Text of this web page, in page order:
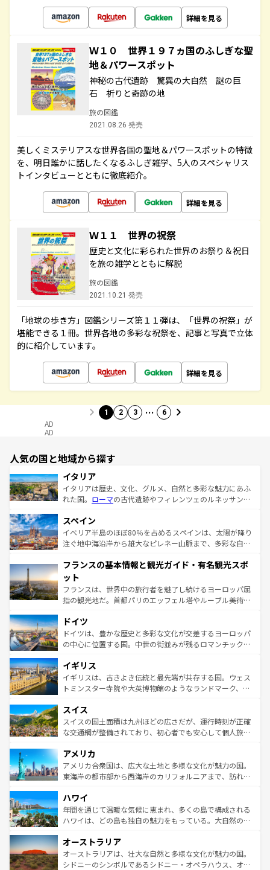
詳細を見る
Ｗ１０ 世界１９７ヵ国のふしぎな聖
地＆パワースポット
神秘の古代遺跡 驚異の大自然 謎の巨
石 祈りと奇跡の地
旅の図鑑
2021.08.26 発売
美しくミステリアスな世界各国の聖地＆パワースポットの特徴
を、明日誰かに話したくなるふしぎ雑学、5人のスペシャリス
トインタビューとともに徹底紹介。
詳細を見る
Ｗ１１ 世界の祝祭
歴史と文化に彩られた世界のお祭り＆祝日
を旅の雑学とともに解説
旅の図鑑
2021.10.21 発売
「地球の歩き方」図鑑シリーズ第１１弾は、「世界の祝祭」が
堪能できる１冊。世界各地の多彩な祝祭を、記事と写真で立体
的に紹介しています。
詳細を見る
1 2 3 … 6
AD
AD
人気の国と地域から探す
イタリア
イタリアは歴史、文化、グルメ、自然と多彩な魅力にあふ
れた国。 ローマの古代遺跡やフィレンツェのルネッサンス
ろん、トスカーナの美しい田園風景やアマルフィ海岸の絶
景など、自然景観も見逃せない。観光の合間には、本場の
ピザやパスタなど、絶品のイタリア料理を堪能することも
ませてくれるイタリアで、忘れられない旅をしてみよう！
なお、新着のイタリア情報は
しい。
スペイン
イベリア半島のほぼ80％を占めるスペインは、太陽が降り
注ぐ地中海沿岸から雄大なピレネー山脈まで、多彩な自然
文化が根付くこの国では、情熱的なフラメンコ、熱気あふ
れる闘牛、そして美味しいタパスが生活の一部となってい
る。首都マドリードの洗練された雰囲気や、バルセロナの
アートに溢れた街角から、地方では古代ローマ遺跡や中世
せる。地方によって風土や気候が異なるスペインはその個
性で訪れる人を魅了する。 なお、新着のスペイン情報は コ
ンテンツ一覧を参照してほしい。
フランスの基本情報と観光ガイド・有名観光スポ
ット
フランスは、世界中の旅行者を魅了し続けるヨーロッパ屈
指の観光地だ。首都パリのエッフェル塔やルーブル美術館
で、幅広い魅力が詰まっている。華麗な宮殿、歴史的な大
聖堂、美しいビーチ、そして豊かな自然が、訪れる者を心
から魅了する。また、フランスは美食の国としても知ら
いる。シャンパンの発祥地であるランス、プロヴァンスの
香り高いラベンダー畑など、多彩な楽しみ方が可能だ。さ
らに、パリ以外の地域にも魅力が溢れており、どの街角に
れる地方に足を運ぶとそれぞれで全く異なる文化を体験で
きるだろう。 なお、新着のフランス情報はコンテンツ一覧
を参照してほしい。
ドイツ
ドイツは、豊かな歴史と多彩な文化が交差するヨーロッパ
の中心に位置する国。中世の街並みが残るロマンチック街
顔を持つこの国は、どこを歩いても飽きることがない。ベ
ルリンの文化的活気、バイエルン州のアルプスの絶景、そ
してライン川沿いのワイン畑といった風景は必見。ビール
は、お酒好きな人にはぜひ体験してほしい。 なお、新着の
ドイツ情報はコンテンツ一覧を参照してほしい。
イギリス
イギリスは、古きよき伝統と最先端が共存する国。ウェス
トミンスター寺院や大英博物館のようなランドマーク、歴
リアごとに異なる魅力がある。また、優雅なアフタヌーン
ティー、ビール好きにはたまらない英国パブ、サッカー観
戦など、本場だからこそできる体験も豊富。イギリスを旅
ンツ一覧を参照してほしい。
スイス
スイスの国土面積は九州ほどの広さだが、運行時刻が正確
な交通網が整備されており、初心者でも安心して個人旅行
の建物がそのまま残る町や、スイスならではのユニークな
博物館もあり、アルプス観光だけでなく町歩きも満喫する
ことができる。国民の所得が高いため物価も高いが、旅行
ば市内交通費無料で観光を楽しむこともできる。 なお、新
着のスイス情報はコンテンツ一覧 を参照してほしい。
アメリカ
アメリカ合衆国は、広大な土地と多様な文化が魅力の国。
東海岸の都市部から西海岸のカリフォルニアまで、訪れる
のような巨大都市は、観光、ショッピング、エンターテイ
ンメントが詰まった刺激的なスポットだ。一方、アメリカ
西部には大自然が広がり、グランドキャニオンやイエロー
部のニューオーリンズでは、音楽と美食が融合した独特の
文化が魅力。旅行者はアメリカの各地域で異なる魅力を楽
しみながら、その多様性と豊かな歴史を感じることができ
ハワイ
年間を通じて温暖な気候に恵まれ、多くの島で構成される
ハワイは、どの島も独自の魅力をもっている。大自然の神
ワイ島は見逃せない。また、定番の観光地といえばオアフ
島だが、静かな自然を求めるならマウイ島やカウアイ島が
おすすめ。エメラルドグリーンに輝く海をはじめ、豊かな
オーストラリア
オーストラリアは、壮大な自然と多様な文化が魅力の国。
シドニーのシンボルであるシドニー・オペラハウス、オー